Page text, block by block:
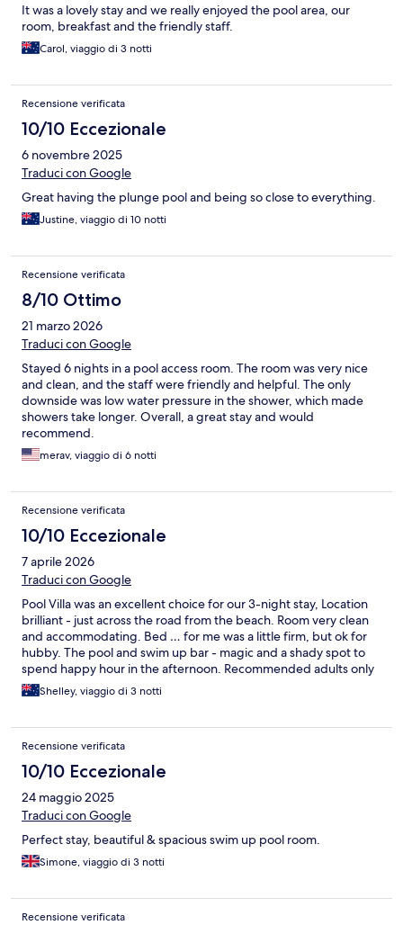
It was a lovely stay and we really enjoyed the pool area, our
room, breakfast and the friendly staff.
Carol, viaggio di 3 notti
Recensione verificata
10/10 Eccezionale
6 novembre 2025
Traduci con Google
Great having the plunge pool and being so close to everything.
Justine, viaggio di 10 notti
Recensione verificata
8/10 Ottimo
21 marzo 2026
Traduci con Google
Stayed 6 nights in a pool access room. The room was very nice
and clean, and the staff were friendly and helpful. The only
downside was low water pressure in the shower, which made
showers take longer. Overall, a great stay and would
recommend.
merav, viaggio di 6 notti
Recensione verificata
10/10 Eccezionale
7 aprile 2026
Traduci con Google
Pool Villa was an excellent choice for our 3-night stay, Location
brilliant - just across the road from the beach. Room very clean
and accommodating. Bed … for me was a little firm, but ok for
hubby. The pool and swim up bar - magic and a shady spot to
spend happy hour in the afternoon. Recommended adults only
stay.Shelley, viaggio di 3 notti
Recensione verificata
10/10 Eccezionale
24 maggio 2025
Traduci con Google
Perfect stay, beautiful & spacious swim up pool room.
Simone, viaggio di 3 notti
Recensione verificata